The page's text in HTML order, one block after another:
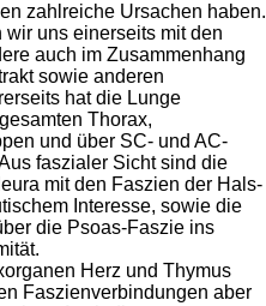
zahlreiche Ursachen haben.
wir uns einerseits mit den
auch im Zusammenhang
sowie anderen
hat die Lunge
Thorax,
und über SC- und AC-
faszialer Sicht sind die
mit den Faszien der Hals-
Interesse, sowie die
die Psoas-Faszie ins
Herz und Thymus
Faszienverbindungen aber